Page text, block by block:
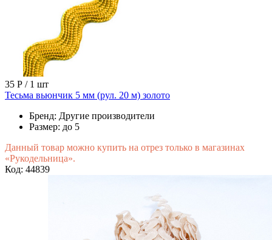
35 Р / 1 шт
Тесьма вьюнчик 5 мм (рул. 20 м) золото
Бренд: Другие производители
Размер: до 5
Данный товар можно купить на отрез только в магазинах
«Рукодельница».
Код: 44839